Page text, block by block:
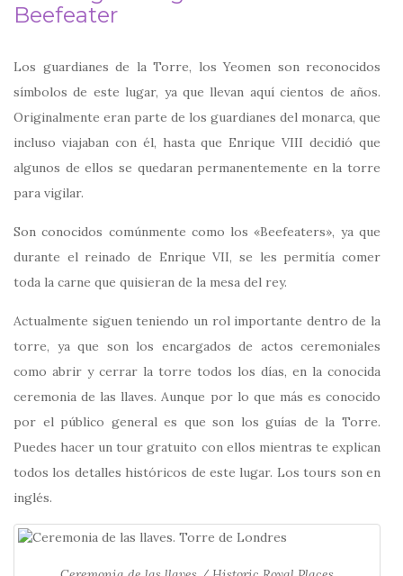
Beefeater
Los guardianes de la Torre, los Yeomen son reconocidos
símbolos de este lugar, ya que llevan aquí cientos de años.
Originalmente eran parte de los guardianes del monarca, que
incluso viajaban con él, hasta que Enrique VIII decidió que
algunos de ellos se quedaran permanentemente en la torre
para vigilar.
Son conocidos comúnmente como los «Beefeaters», ya que
durante el reinado de Enrique VII, se les permitía comer
toda la carne que quisieran de la mesa del rey.
Actualmente siguen teniendo un rol importante dentro de la
torre, ya que son los encargados de actos ceremoniales
como abrir y cerrar la torre todos los días, en la conocida
ceremonia de las llaves. Aunque por lo que más es conocido
por el público general es que son los guías de la Torre.
Puedes hacer un tour gratuito con ellos mientras te explican
todos los detalles históricos de este lugar. Los tours son en
inglés.